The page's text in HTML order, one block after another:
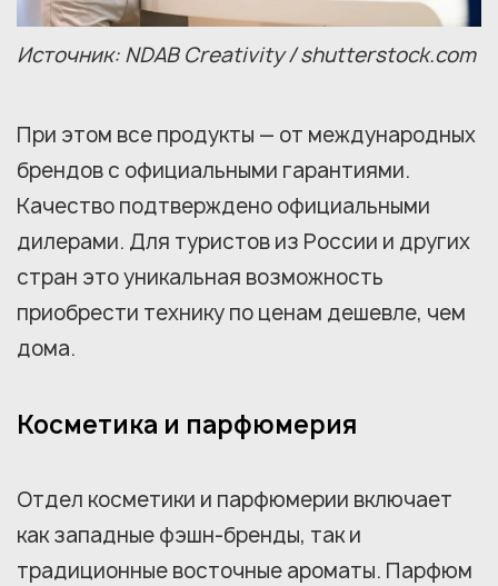
Источник: NDAB Creativity / shutterstock.com
При этом все продукты — от международных
брендов с официальными гарантиями.
Качество подтверждено официальными
дилерами. Для туристов из России и других
стран это уникальная возможность
приобрести технику по ценам дешевле, чем
дома.
Косметика и парфюмерия
Отдел косметики и парфюмерии включает
как западные фэшн-бренды, так и
традиционные восточные ароматы. Парфюм